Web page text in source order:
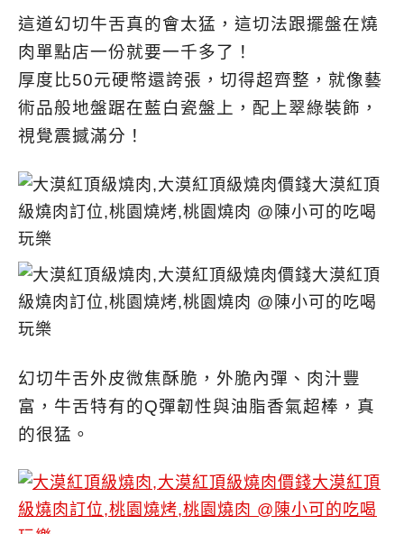
這道幻切牛舌真的會太猛，這切法跟擺盤在燒
肉單點店一份就要一千多了！
厚度比50元硬幣還誇張，切得超齊整，就像藝
術品般地盤踞在藍白瓷盤上，配上翠綠裝飾，
視覺震撼滿分！
幻切牛舌外皮微焦酥脆， 外脆內彈、肉汁豐
富，牛舌特有的Q彈韌性與油脂香氣超棒，真
的很猛。